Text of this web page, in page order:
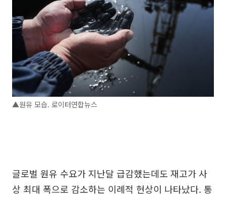
▲원유 모습. 로이터연합뉴스
글로벌 원유 수요가 지난달 급감했는데도 재고가 사
상 최대 폭으로 감소하는 이례적 현상이 나타났다. 통